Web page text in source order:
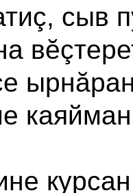
сыв